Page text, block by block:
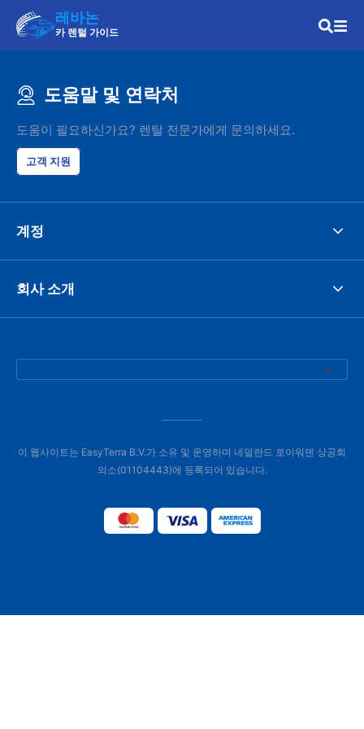
레바논
카 렌털 가이드
도움말 및 연락처
도움이 필요하신가요? 렌탈 전문가에게 문의하세요.
고객 지원
계정
회사 소개
이 웹사이트는 EasyTerra B.V.가 소유 및 운영하며 네덜란드 로이워덴 상공회
의소(01104443)에 등록되어 있습니다.